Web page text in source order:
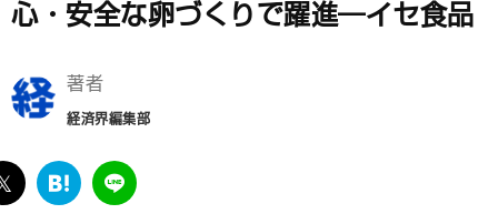
心・安全な卵づくりで躍進―イセ食品
著者
経済界編集部
twitter
は
LINE